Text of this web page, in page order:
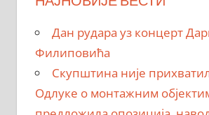
Дан рудара уз концерт
Филиповића
Скупштина није
Одлуке о монтажним